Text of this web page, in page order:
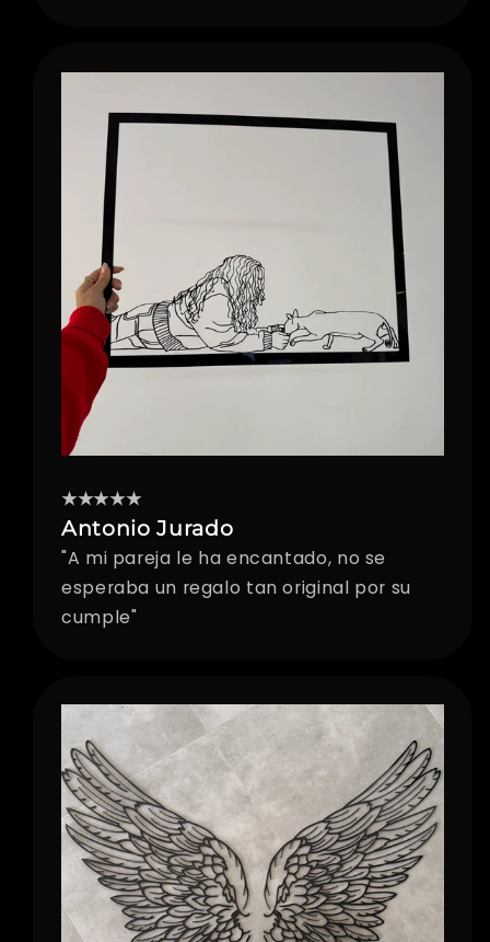
★★★★★
Antonio Jurado
"A mi pareja le ha encantado, no se
esperaba un regalo tan original por su
cumple"